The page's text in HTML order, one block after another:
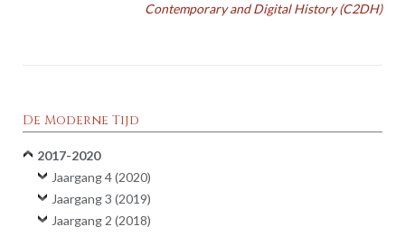
Contemporary and Digital History (C2DH)
De Moderne Tijd
2017-2020
Jaargang 4 (2020)
Jaargang 3 (2019)
Jaargang 2 (2018)